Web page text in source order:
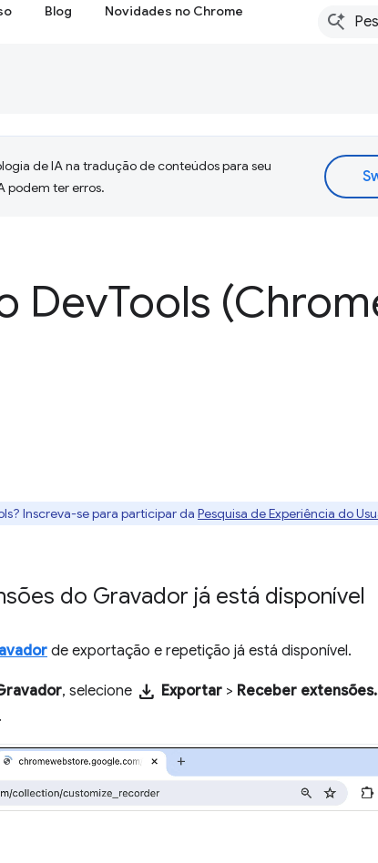
Blog Novidades no Chrome
de IA na tradução de conteúdos para seu
podem ter erros.
DevTools
Inscreva-se para participar da Pesquisa de Experiência do
do Gravador já está disponível
de exportação e repetição já está disponível.
, selecione download Exportar > Receber
.